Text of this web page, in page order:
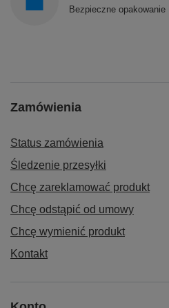
Bezpieczne opakowanie
Zamówienia
Status zamówienia
Śledzenie przesyłki
Chcę zareklamować produkt
Chcę odstąpić od umowy
Chcę wymienić produkt
Kontakt